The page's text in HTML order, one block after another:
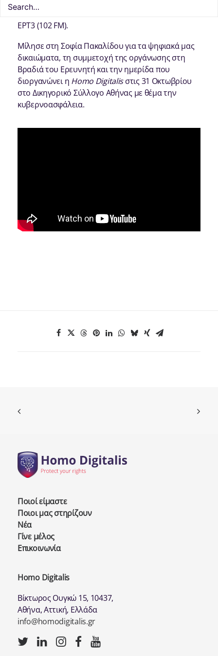
εκπομπή «Επί της Αγγελάκη» στο ραδιόφωνο της
ΕΡΤ3 (102 FM).
Μίλησε στη Σοφία Πακαλίδου για τα ψηφιακά μας
δικαιώματα, τη συμμετοχή της οργάνωσης στη
Βραδιά του Ερευνητή και την ημερίδα που
διοργανώνει η HomoDigitalisστις 31 Οκτωβρίου
στο Δικηγορικό Σύλλογο Αθήνας με θέμα την
κυβερνοασφάλεια.
Ποιοί είμαστε
Ποιοι μας στηρίζουν
Νέα
Γίνε μέλος
Επικοινωνία
Homo Digitalis
Βίκτωρος Ουγκώ 15, 10437,
Αθήνα, Αττική, Ελλάδα
info@homodigitalis.gr